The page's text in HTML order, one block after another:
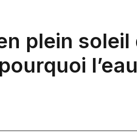
plein